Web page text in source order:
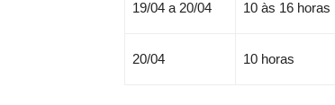
19/04 a 20/04 10 às 16 horas
20/04 10 horas